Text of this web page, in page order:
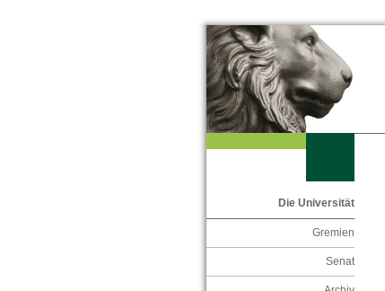
Die Universität
Gremien
Senat